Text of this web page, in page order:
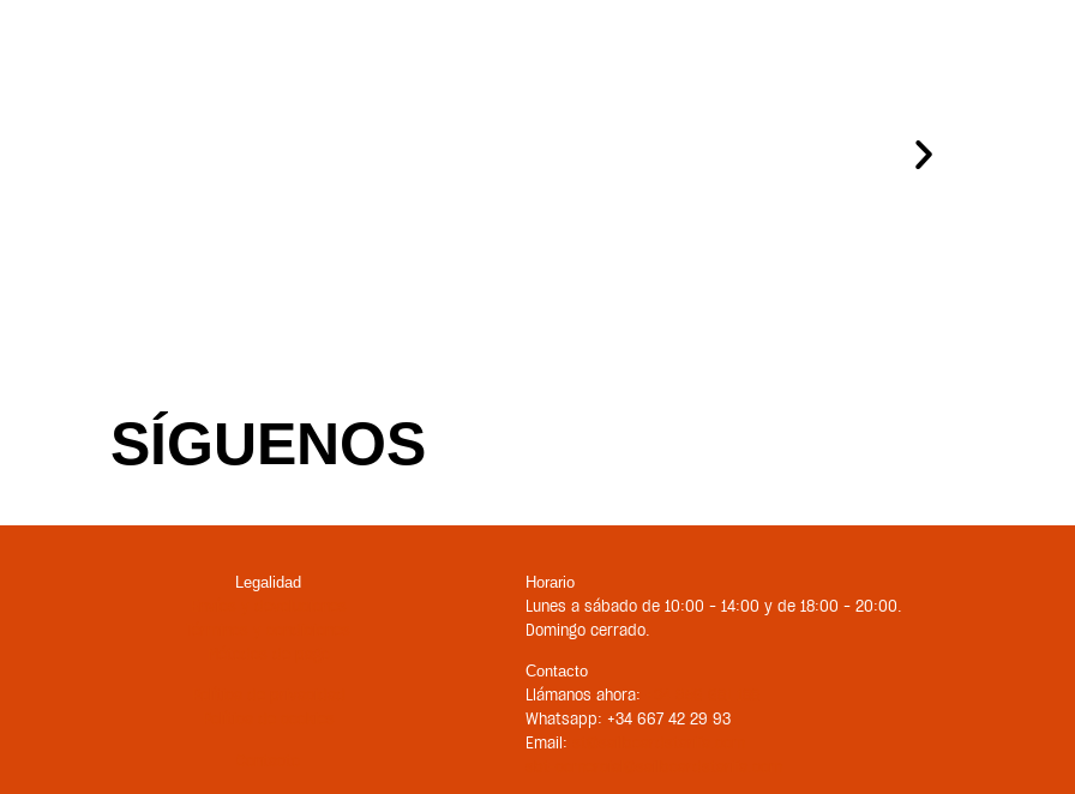
SÍGUENOS
Legalidad Horario
Lunes a sábado de 10:00 – 14:00 y de 18:00 – 20:00.
Domingo cerrado.
Contacto
Llámanos ahora:
Whatsapp: +34 667 42 29 93
Email: